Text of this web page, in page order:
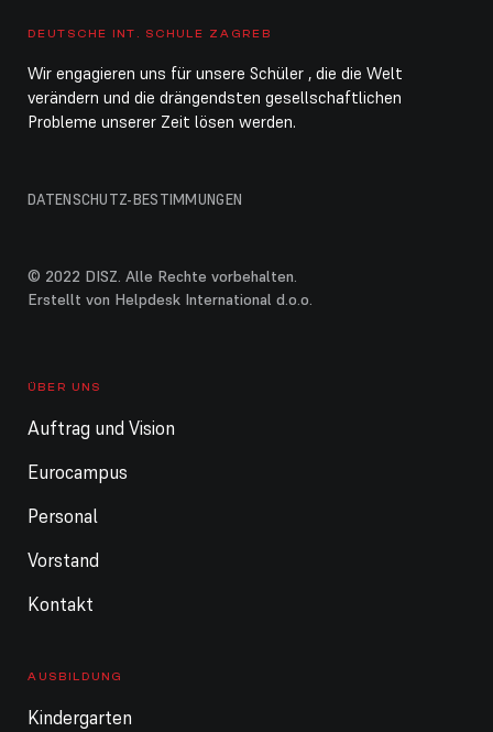
DEUTSCHE INT. SCHULE ZAGREB
Wir engagieren uns für unsere Schüler , die die Welt
verändern und die drängendsten gesellschaftlichen
Probleme unserer Zeit lösen werden.
DATENSCHUTZ-BESTIMMUNGEN
© 2022 DISZ. Alle Rechte vorbehalten.
Erstellt von Helpdesk International d.o.o.
ÜBER UNS
Auftrag und Vision
Eurocampus
Personal
Vorstand
Kontakt
AUSBILDUNG
Kindergarten